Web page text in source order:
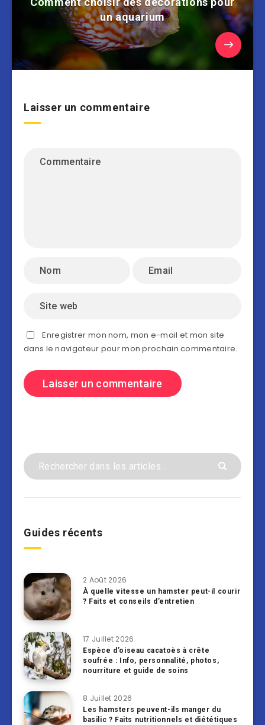
un aquarium
Laisser un commentaire
Enregistrer mon nom, mon e-mail et mon site
dans le navigateur pour mon prochain commentaire.
Guides récents
2 Août 2026
À quelle vitesse un hamster peut-il courir
? Faits et conseils d’entretien
17 Juillet 2026
Espèce d’oiseau cacatoès à crête
soufrée : Info, personnalité, photos,
nourriture et guide de soins
8 Juillet 2026
Les hamsters peuvent-ils manger du
basilic ? Faits nutritionnels et diététiques